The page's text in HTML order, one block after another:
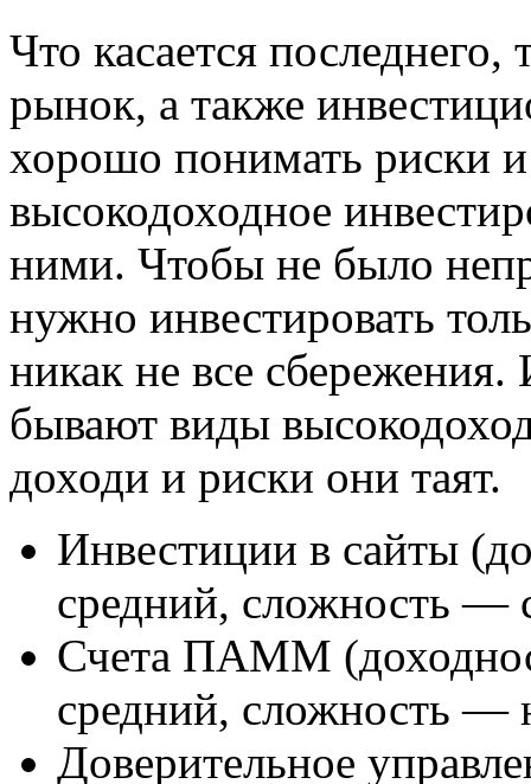
Что касается
рынок, а также
хорошо понимать риски
высокодоходное
ними. Чтобы не было
нужно инвестировать
никак не все сбережения.
бывают виды
доходи и риски они таят.
Инвестиции в сайты
средний, сложность —
Счета ПАММ
средний, сложность —
Доверительное